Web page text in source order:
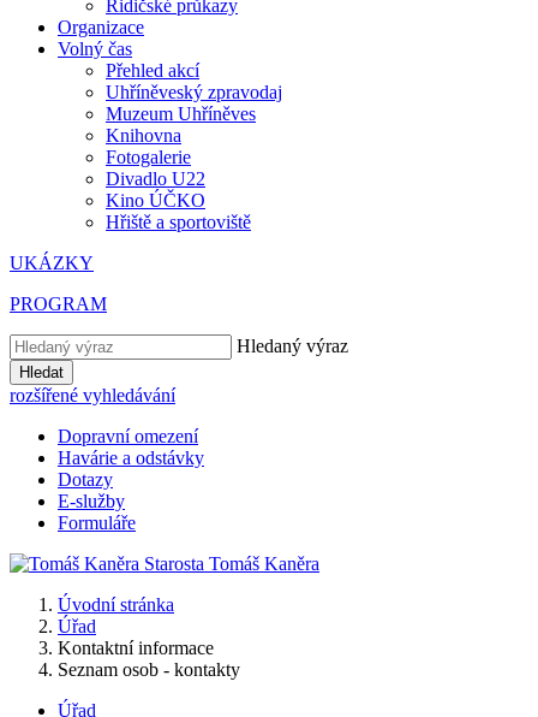
Řidičské průkazy
Organizace
Volný čas
Přehled akcí
Uhříněveský zpravodaj
Muzeum Uhříněves
Knihovna
Fotogalerie
Divadlo U22
Kino ÚČKO
Hřiště a sportoviště
UKÁZKY
PROGRAM
Hledaný výraz
Hledat
rozšířené vyhledávání
Dopravní omezení
Havárie a odstávky
Dotazy
E-služby
Formuláře
Starosta Tomáš Kaněra
Úvodní stránka
Úřad
Kontaktní informace
Seznam osob - kontakty
Úřad